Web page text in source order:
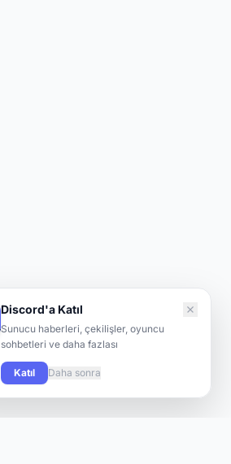
Discord'a Katıl
Sunucu haberleri, çekilişler, oyuncu
sohbetleri ve daha fazlası
Katıl Daha sonra